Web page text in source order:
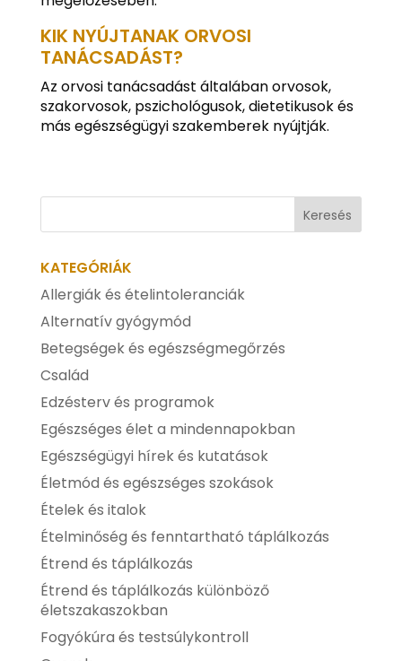
KIK NYÚJTANAK ORVOSI
TANÁCSADÁST?
Az orvosi tanácsadást általában orvosok,
szakorvosok, pszichológusok, dietetikusok és
más egészségügyi szakemberek nyújtják.
KATEGÓRIÁK
Allergiák és ételintoleranciák
Alternatív gyógymód
Betegségek és egészségmegőrzés
Család
Edzésterv és programok
Egészséges élet a mindennapokban
Egészségügyi hírek és kutatások
Életmód és egészséges szokások
Ételek és italok
Ételminőség és fenntartható táplálkozás
Étrend és táplálkozás
Étrend és táplálkozás különböző
életszakaszokban
Fogyókúra és testsúlykontroll